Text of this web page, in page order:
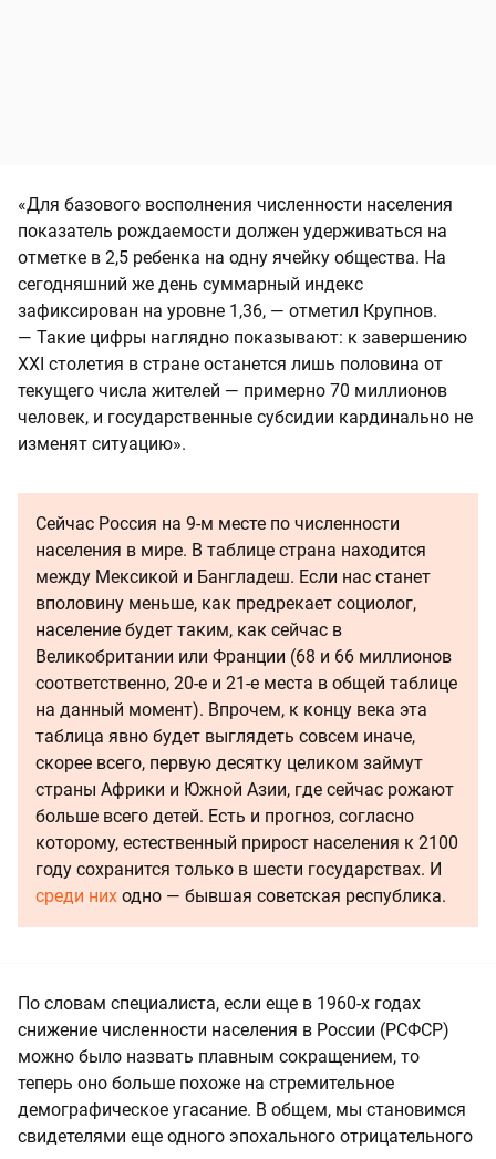
«Для базового восполнения численности населения
показатель рождаемости должен удерживаться на
отметке в 2,5 ребенка на одну ячейку общества. На
сегодняшний же день суммарный индекс
зафиксирован на уровне 1,36, — отметил Крупнов.
— Такие цифры наглядно показывают: к завершению
XXI столетия в стране останется лишь половина от
текущего числа жителей — примерно 70 миллионов
человек, и государственные субсидии кардинально не
изменят ситуацию».
Сейчас Россия на 9-м месте по численности
населения в мире. В таблице страна находится
между Мексикой и Бангладеш. Если нас станет
вполовину меньше, как предрекает социолог,
население будет таким, как сейчас в
Великобритании или Франции (68 и 66 миллионов
соответственно, 20-е и 21-е места в общей таблице
на данный момент). Впрочем, к концу века эта
таблица явно будет выглядеть совсем иначе,
скорее всего, первую десятку целиком займут
страны Африки и Южной Азии, где сейчас рожают
больше всего детей. Есть и прогноз, согласно
которому, естественный прирост населения к 2100
году сохранится только в шести государствах. И
среди них одно — бывшая советская республика.
По словам специалиста, если еще в 1960-х годах
снижение численности населения в России (РСФСР)
можно было назвать плавным сокращением, то
теперь оно больше похоже на стремительное
демографическое угасание. В общем, мы становимся
свидетелями еще одного эпохального отрицательного